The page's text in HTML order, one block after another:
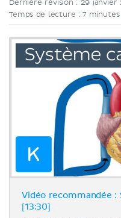
Dernière révision : 29 janvier
Temps de lecture : 7 minutes
Vidéo recommandée :
[13:30]